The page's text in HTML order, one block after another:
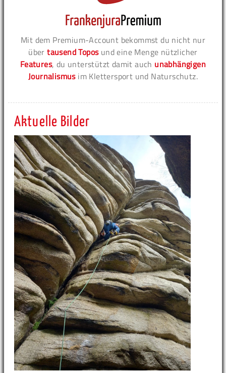
Mit dem Premium-Account bekommst du nicht nur
übertausend Toposund eine Menge nützlicher
Features, du unterstützt damit auch unabhängigen
Journalismusim Klettersport und Naturschutz.
Aktuelle Bilder